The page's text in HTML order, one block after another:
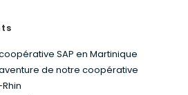
SAP en Martinique
de notre coopérative